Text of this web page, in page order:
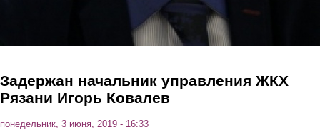
Задержан начальник управления ЖКХ
Рязани Игорь Ковалев
понедельник, 3 июня, 2019 - 16:33